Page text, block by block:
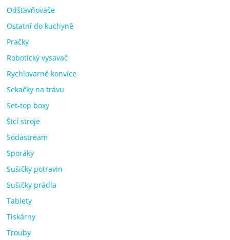
Odšťavňovače
Ostatní do kuchyně
Pračky
Robotický vysavač
Rychlovarné konvice
Sekačky na trávu
Set-top boxy
Šicí stroje
Sodastream
Sporáky
Sušičky potravin
Sušičky prádla
Tablety
Tiskárny
Trouby